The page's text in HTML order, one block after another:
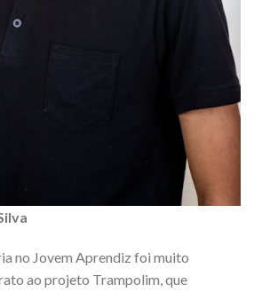
no Jovem Aprendiz foi muito
ao projeto Trampolim, que